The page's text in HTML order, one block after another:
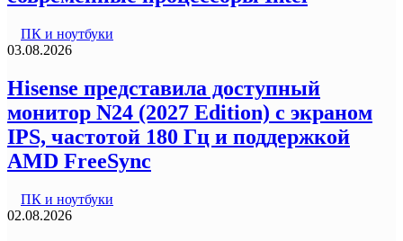
ПК и ноутбуки
03.08.2026
Hisense представила доступный
монитор N24 (2027 Edition) с экраном
IPS, частотой 180 Гц и поддержкой
AMD FreeSync
ПК и ноутбуки
02.08.2026